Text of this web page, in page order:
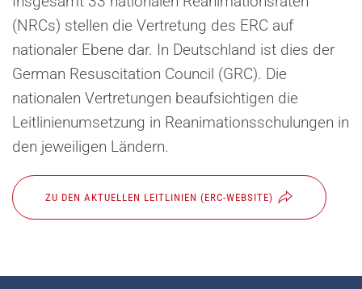
(NRCs) stellen die Vertretung des ERC auf
nationaler Ebene dar. In Deutschland ist dies der
German Resuscitation Council (GRC). Die
nationalen Vertretungen beaufsichtigen die
Leitlinienumsetzung in Reanimationsschulungen in
den jeweiligen Ländern.
ZU DEN AKTUELLEN LEITLINIEN (ERC-WEBSITE)